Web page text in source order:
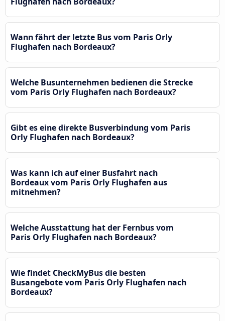
Wann fährt der letzte Bus vom Paris Orly
Flughafen nach Bordeaux?
Welche Busunternehmen bedienen die Strecke
vom Paris Orly Flughafen nach Bordeaux?
Gibt es eine direkte Busverbindung vom Paris
Orly Flughafen nach Bordeaux?
Was kann ich auf einer Busfahrt nach
Bordeaux vom Paris Orly Flughafen aus
mitnehmen?
Welche Ausstattung hat der Fernbus vom
Paris Orly Flughafen nach Bordeaux?
Wie findet CheckMyBus die besten
Busangebote vom Paris Orly Flughafen nach
Bordeaux?